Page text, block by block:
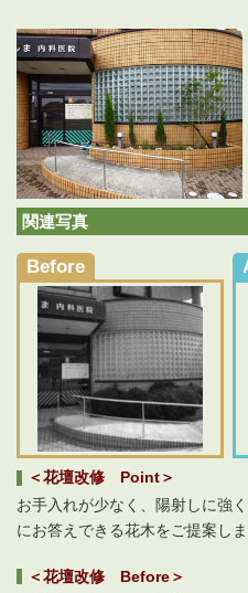
更
新
日
時
:
関連写真
Before
＜花壇改修 Point＞
お手入れが少なく、陽射しに強
にお答えできる花木をご提案しま
＜花壇改修 Before＞